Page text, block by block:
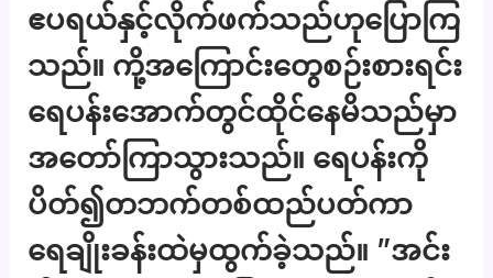
ဧပရယ်နှင့်လိုက်ဖက်သည်ဟုပြောကြ
သည်။ ကို့အကြောင်းတွေစဉ်းစားရင်း
ရေပန်းအောက်တွင်ထိုင်နေမိသည်မှာ
အတော်ကြာသွားသည်။ ရေပန်းကို
ပိတ်၍တဘက်တစ်ထည်ပတ်ကာ
ရေချိုးခန်းထဲမှထွက်ခဲ့သည်။ ”အင်း